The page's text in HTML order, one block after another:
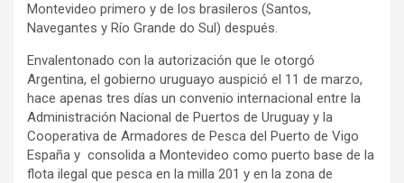
Montevideo primero y de los brasileros (Santos,
Navegantes y Río Grande do Sul) después.
Envalentonado con la autorización que le otorgó
Argentina, el gobierno uruguayo auspició el 11 de marzo,
hace apenas tres días un convenio internacional entre la
Administración Nacional de Puertos de Uruguay y la
Cooperativa de Armadores de Pesca del Puerto de Vigo
España y consolida a Montevideo como puerto base de la
flota ilegal que pesca en la milla 201 y en la zona de